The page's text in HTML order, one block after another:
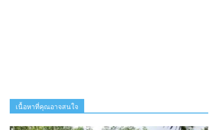
เนื้อหาที่คุณอาจสนใจ